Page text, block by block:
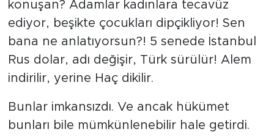
konuşan? Adamlar kadınlara tecavüz
ediyor, beşikte çocukları dipçikliyor! Sen
bana ne anlatıyorsun?! 5 senede İstanbul
Rus dolar, adı değişir, Türk sürülür! Alem
indirilir, yerine Haç dikilir.
Bunlar imkansızdı. Ve ancak hükümet
bunları bile mümkünlenebilir hale getirdi.